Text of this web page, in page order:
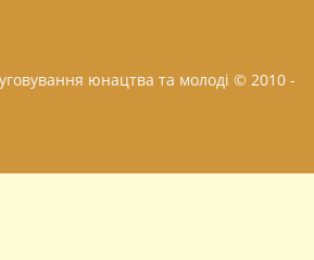
юнацтва та молоді © 2010 -